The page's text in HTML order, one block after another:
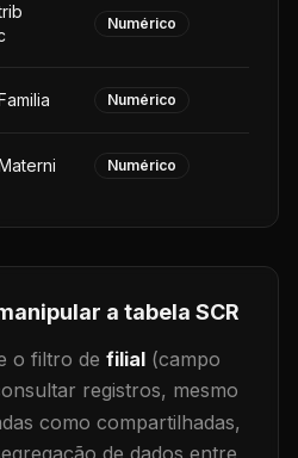
Numérico
Numérico
Numérico
a tabela SCR
o filtro de filial (campo
registros, mesmo
como compartilhadas,
de dados entre